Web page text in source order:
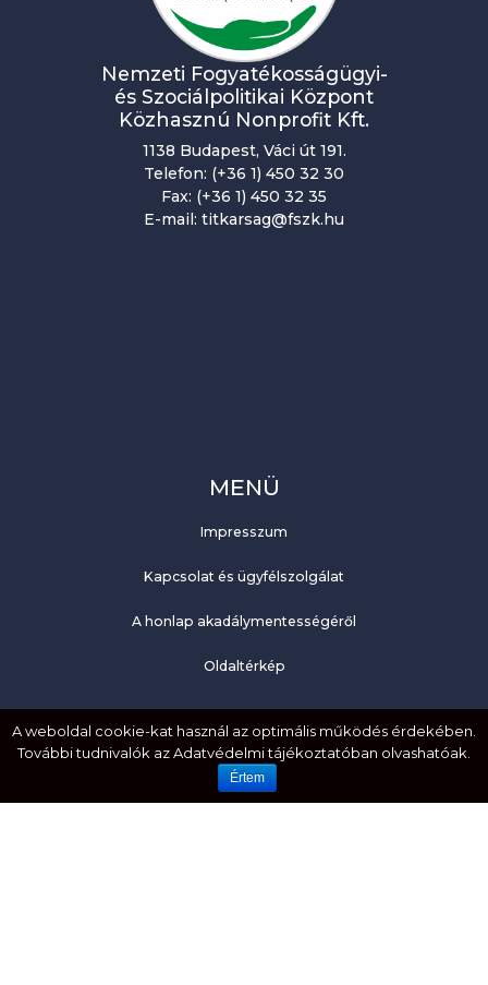
Nemzeti Fogyatékosságügyi-
és Szociálpolitikai Központ
Közhasznú Nonprofit Kft.
1138 Budapest, Váci út 191.
Telefon: (+36 1) 450 32 30
Fax: (+36 1) 450 32 35
E-mail: titkarsag@fszk.hu
MENÜ
Impresszum
Kapcsolat és ügyfélszolgálat
A honlap akadálymentességéről
Oldaltérkép
KÖVESS MINKET!
Facebook
A weboldal cookie-kat használ az optimális működés érdekében.
További tudnivalók az Adatvédelmi tájékoztatóban olvashatóak.
Értem